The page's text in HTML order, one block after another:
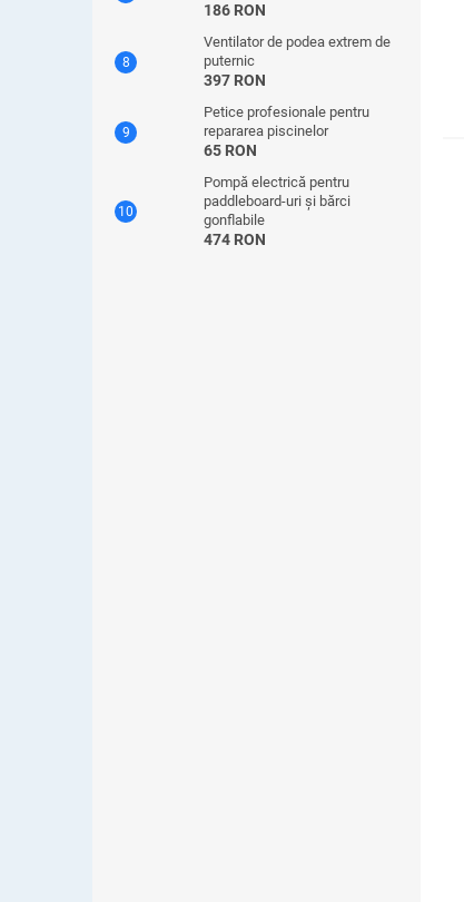
186 RON
Ventilator de podea extrem de
puternic
397 RON
Petice profesionale pentru
repararea piscinelor
65 RON
Pompă electrică pentru
paddleboard-uri și bărci
gonflabile
474 RON